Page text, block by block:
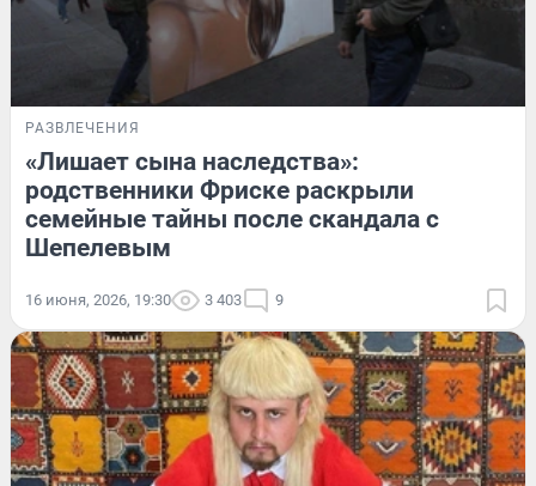
РАЗВЛЕЧЕНИЯ
«Лишает сына наследства»:
родственники Фриске раскрыли
семейные тайны после скандала с
Шепелевым
16 июня, 2026, 19:30 3 403 9